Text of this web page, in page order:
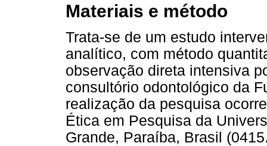
Materiais e método
Trata-se de um estudo
analítico, com método
observação direta intensiva
consultório odontológico da
realização da pesquisa
Ética em Pesquisa da
Grande, Paraíba, Brasil